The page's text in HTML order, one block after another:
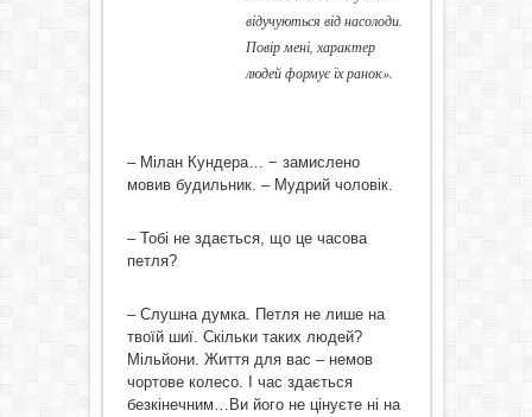
відучуються від насолоди.
Повір мені, характер
людей формує їх ранок».
– Мілан Кундера… − замислено
мовив будильник. – Мудрий чоловік.
– Тобі не здається, що це часова
петля?
– Слушна думка. Петля не лише на
твоїй шиї. Скільки таких людей?
Мільйони. Життя для вас – немов
чортове колесо. І час здається
безкінечним…Ви його не цінуєте ні на